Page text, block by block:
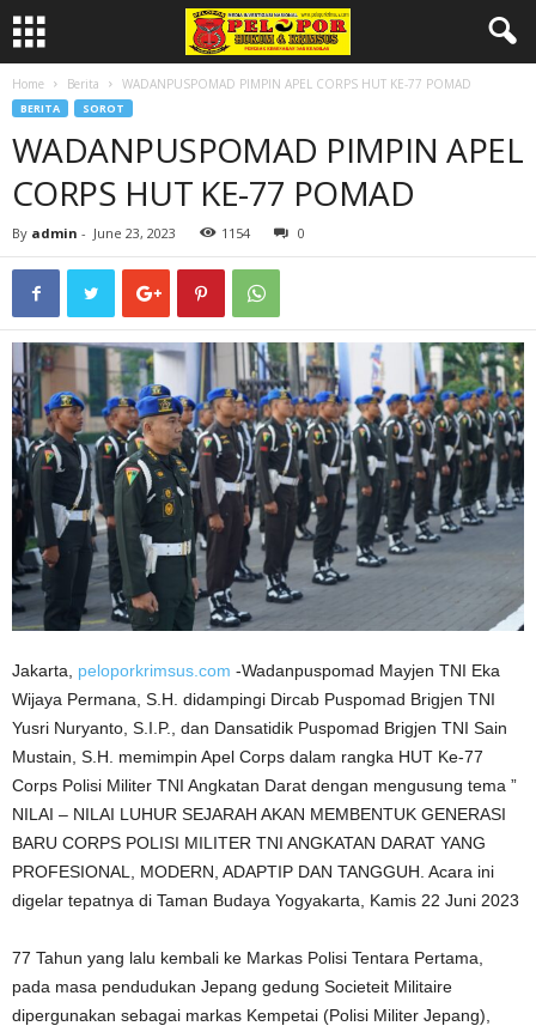
Home Berita WADANPUSPOMAD PIMPIN APEL CORPS HUT KE-77 POMAD
BERITA SOROT
WADANPUSPOMAD PIMPIN APEL
CORPS HUT KE-77 POMAD
By admin - June 23, 2023 1154 0
Jakarta, peloporkrimsus.com -Wadanpuspomad Mayjen TNI Eka
Wijaya Permana, S.H. didampingi Dircab Puspomad Brigjen TNI
Yusri Nuryanto, S.I.P., dan Dansatidik Puspomad Brigjen TNI Sain
Mustain, S.H. memimpin Apel Corps dalam rangka HUT Ke-77
Corps Polisi Militer TNI Angkatan Darat dengan mengusung tema ”
NILAI – NILAI LUHUR SEJARAH AKAN MEMBENTUK GENERASI
BARU CORPS POLISI MILITER TNI ANGKATAN DARAT YANG
PROFESIONAL, MODERN, ADAPTIP DAN TANGGUH. Acara ini
digelar tepatnya di Taman Budaya Yogyakarta, Kamis 22 Juni 2023
77 Tahun yang lalu kembali ke Markas Polisi Tentara Pertama,
pada masa pendudukan Jepang gedung Societeit Militaire
dipergunakan sebagai markas Kempetai (Polisi Militer Jepang),